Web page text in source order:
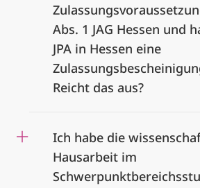
Abs. 1 JAG Hessen und
JPA in Hessen eine
Reicht das aus?
Ich habe die
Hausarbeit im